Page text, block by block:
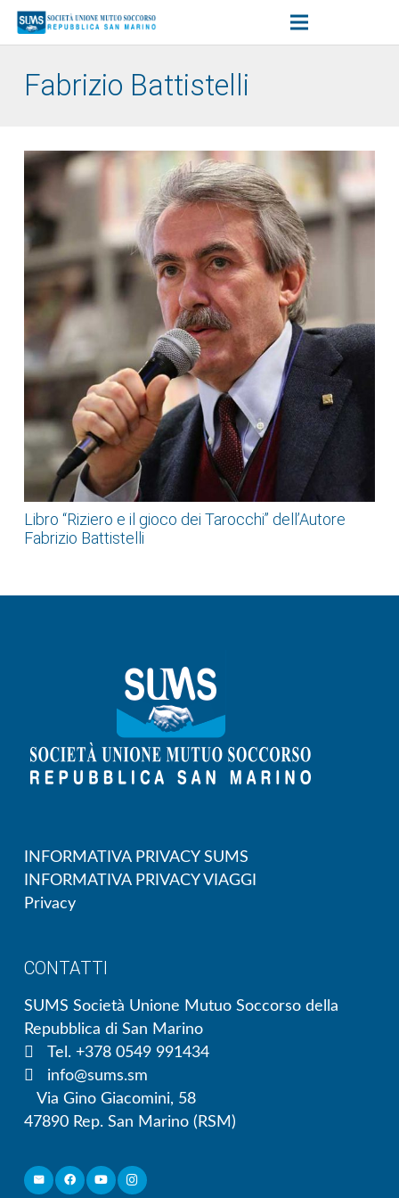
Fabrizio Battistelli
Libro “Riziero e il gioco dei Tarocchi” dell’Autore
Fabrizio Battistelli
INFORMATIVA PRIVACY SUMS
INFORMATIVA PRIVACY VIAGGI
Privacy
CONTATTI
SUMS Società Unione Mutuo Soccorso della
Repubblica di San Marino
Tel. +378 0549 991434
info@sums.sm
Via Gino Giacomini, 58
47890 Rep. San Marino (RSM)